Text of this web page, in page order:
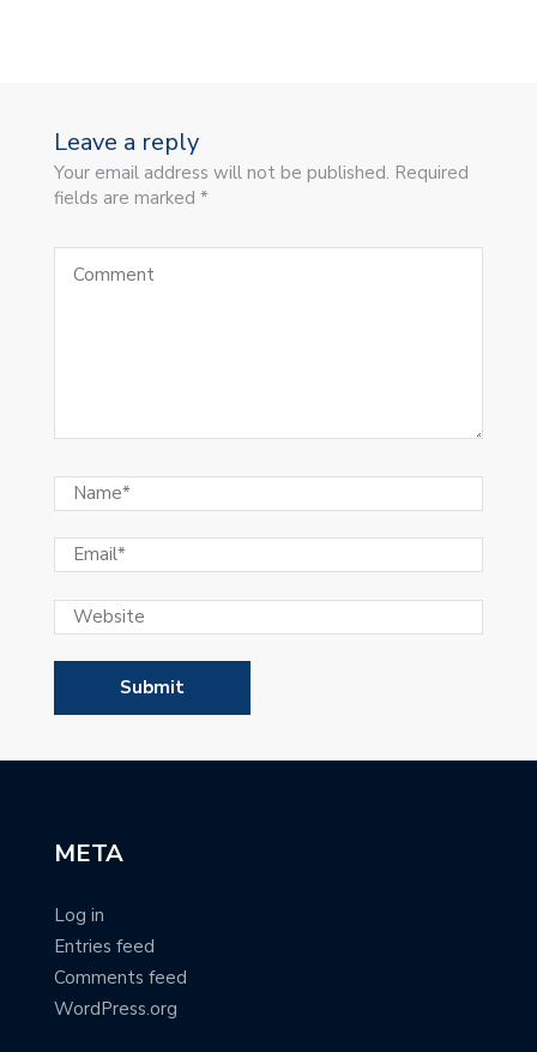
Leave a reply
Your email address will not be published. Required
fields are marked *
META
Log in
Entries feed
Comments feed
WordPress.org